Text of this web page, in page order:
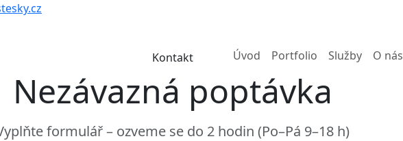
Úvod Portfolio Služby O nás
Kontakt
Nezávazná poptávka
formulář – ozveme se do 2 hodin (Po–Pá 9–18 h)